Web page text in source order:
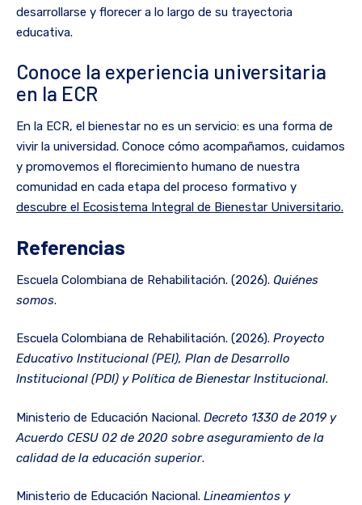
desarrollarse y florecer a lo largo de su trayectoria
educativa.
Conoce la experiencia universitaria
en la ECR
En la ECR, el bienestar no es un servicio: es una forma de
vivir la universidad. Conoce cómo acompañamos, cuidamos
y promovemos el florecimiento humano de nuestra
comunidad en cada etapa del proceso formativo y
descubre el Ecosistema Integral de Bienestar Universitario.
Referencias
Escuela Colombiana de Rehabilitación. (2026). Quiénes
somos.
Escuela Colombiana de Rehabilitación. (2026). Proyecto
Educativo Institucional (PEI), Plan de Desarrollo
Institucional (PDI) y Política de Bienestar Institucional.
Ministerio de Educación Nacional. Decreto 1330 de 2019 y
Acuerdo CESU 02 de 2020 sobre aseguramiento de la
calidad de la educación superior.
Ministerio de Educación Nacional. Lineamientos y